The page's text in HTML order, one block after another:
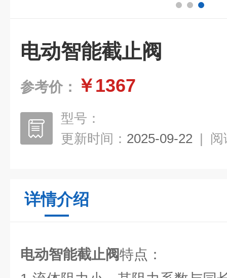
电动智能截止阀
参考价： ￥1367
型号：
更新时间： 2025-09-22 | 阅
详情介绍
电动智能截止阀特点：